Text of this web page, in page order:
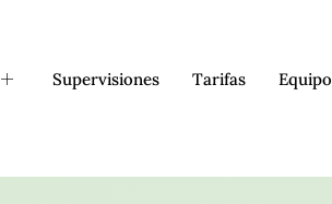
Supervisiones Tarifas Equipo